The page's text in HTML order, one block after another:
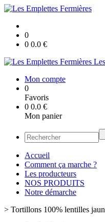
0
0 0.0 €
Mon compte
0
Favoris
0 0.0 €
Mon panier
Accueil
Comment ça marche ?
Les producteurs
NOS PRODUITS
Notre démarche
> Tortillons 100% lentilles